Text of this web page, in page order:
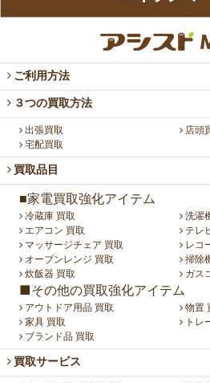
ご利用方法
３つの買取方法
出張買取
店頭
宅配買取
買取品目
■家電買取強化アイテム
冷蔵庫 買取
洗濯
エアコン 買取
テレ
マッサージチェア 買取
レコ
オーブンレンジ 買取
掃除
炊飯器 買取
ガス
■その他の買取強化アイテム
アウトドア用品 買取
物置
家具 買取
トレ
ブランド品 買取
買取サービス